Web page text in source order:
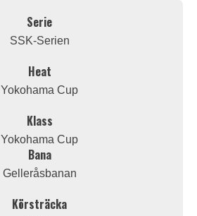
Serie
SSK-Serien
Heat
Yokohama Cup
Klass
Yokohama Cup
Bana
Gelleråsbanan
Körsträcka